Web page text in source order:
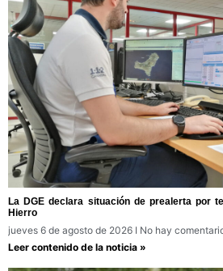
La DGE declara situación de prealerta por
Hierro
jueves 6 de agosto de 2026
No hay
Leer contenido de la noticia »